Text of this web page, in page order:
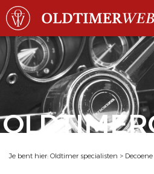
Je bent hier: Oldtimer specialisten >